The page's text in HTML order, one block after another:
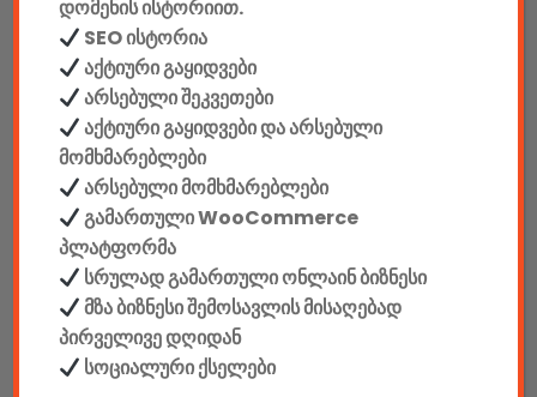
კაბელები & დამტენები
დისკები
ჩანთები
სეიფები
კონსტრუქტორები
E-mobility
დომენის ისტორიით.
SEO ისტორია
აქტიური გაყიდვები
არსებული შეკვეთები
აქტიური გაყიდვები და არსებული
მომხმარებლები
არსებული მომხმარებლები
გამართული WooCommerce
პლატფორმა
სრულად გამართული ონლაინ ბიზნესი
მზა ბიზნესი შემოსავლის მისაღებად
პირველივე დღიდან
სოციალური ქსელები